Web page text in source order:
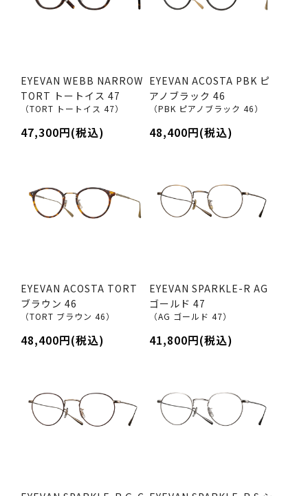
EYEVAN WEBB NARROW
TORT トートイス 47
（TORT トートイス 47）
47,300円(税込)
EYEVAN ACOSTA PBK ピ
アノブラック 46
（PBK ピアノブラック 46）
48,400円(税込)
EYEVAN ACOSTA TORT
ブラウン 46
（TORT ブラウン 46）
48,400円(税込)
EYEVAN SPARKLE-R AG
ゴールド 47
（AG ゴールド 47）
41,800円(税込)